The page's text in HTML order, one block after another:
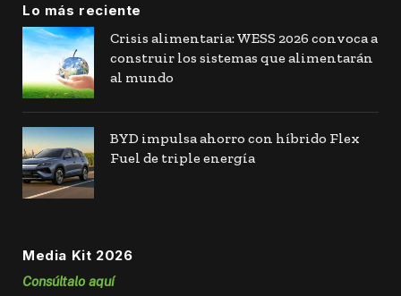
Lo más reciente
Crisis alimentaria: WESS 2026 convoca a
construir los sistemas que alimentarán
al mundo
BYD impulsa ahorro con híbrido Flex
Fuel de triple energía
Media Kit 2026
Consúltalo aquí